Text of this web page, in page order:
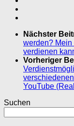
Nächster
werden? Mein
verdienen
Vorheriger
YouTube
Suchen